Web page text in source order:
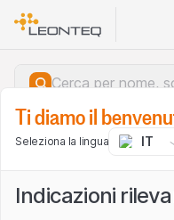
Ti diamo il
Seleziona la lingua IT
Indicazioni